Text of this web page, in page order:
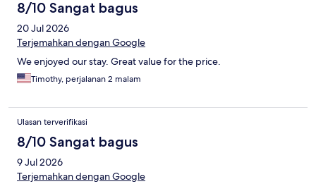
8/10 Sangat bagus
20 Jul 2026
Terjemahkan dengan Google
We enjoyed our stay. Great value for the price.
Timothy, perjalanan 2 malam
Ulasan terverifikasi
8/10 Sangat bagus
9 Jul 2026
Terjemahkan dengan Google